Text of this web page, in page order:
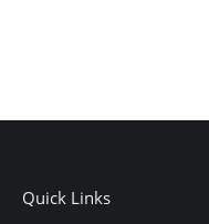
Quick Links